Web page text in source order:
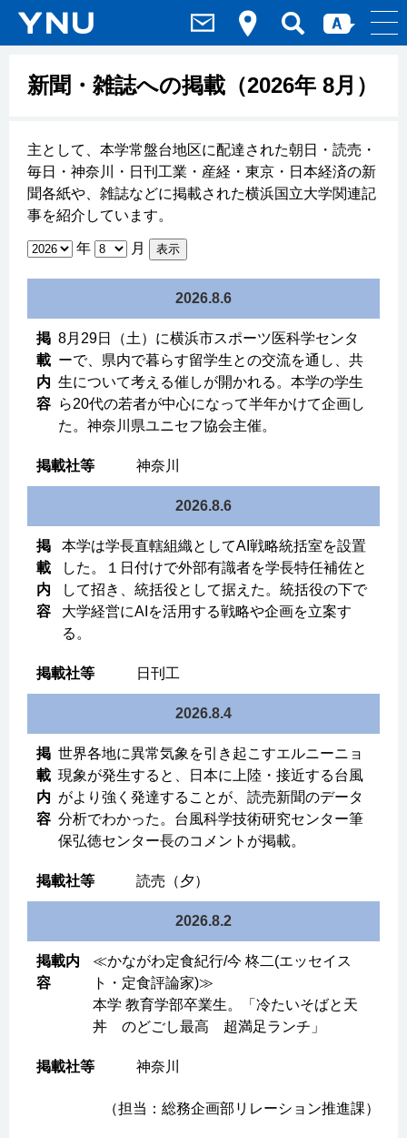
新聞・雑誌への掲載（2026年 8月）
主として、本学常盤台地区に配達された朝日・読売・
毎日・神奈川・日刊工業・産経・東京・日本経済の新
聞各紙や、雑誌などに掲載された横浜国立大学関連記
事を紹介しています。
年 月 表示
2026.8.6
8月29日（土）に横浜市スポーツ医科学センタ
ーで、県内で暮らす留学生との交流を通し、共
生について考える催しが開かれる。本学の学生
ら20代の若者が中心になって半年かけて企画し
た。神奈川県ユニセフ協会主催。
神奈川
2026.8.6
本学は学長直轄組織としてAI戦略統括室を設置
した。１日付けで外部有識者を学長特任補佐と
して招き、統括役として据えた。統括役の下で
大学経営にAIを活用する戦略や企画を立案す
る。
日刊工
2026.8.4
世界各地に異常気象を引き起こすエルニーニョ
現象が発生すると、日本に上陸・接近する台風
がより強く発達することが、読売新聞のデータ
分析でわかった。台風科学技術研究センター筆
保弘徳センター長のコメントが掲載。
読売（夕）
2026.8.2
≪かながわ定食紀行/今 柊二(エッセイス
ト・定食評論家)≫
本学 教育学部卒業生。「冷たいそばと天
丼 のどごし最高 超満足ランチ」
神奈川
（担当：総務企画部リレーション推進課）